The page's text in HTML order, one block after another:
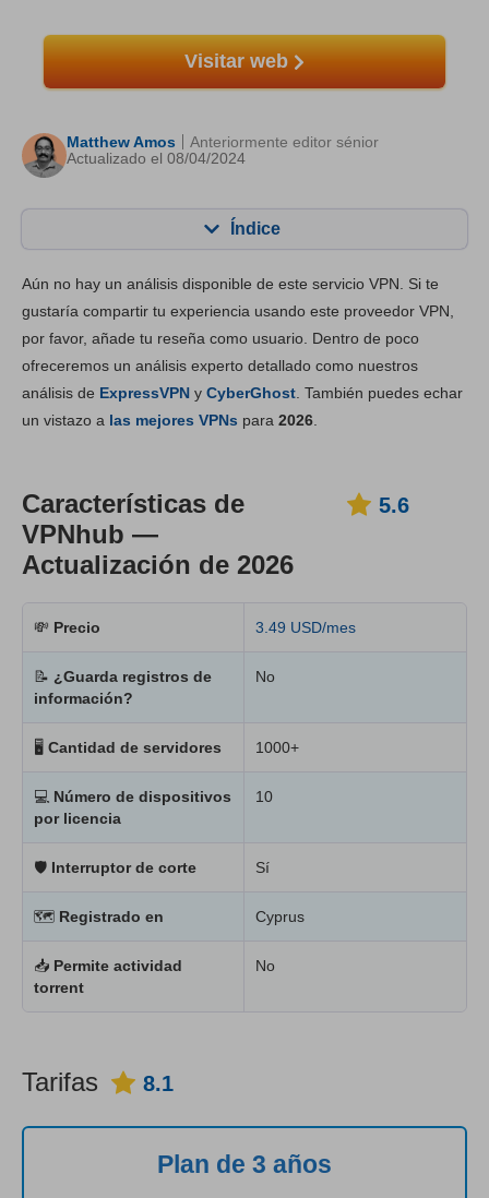
Visitar web
Matthew Amos
Actualizado el 08/04/2024
Anteriormente editor sénior
Índice
Funciones principales 5.6
Instalación y apps 8.2
Fiabilidad y asistencia 8.0
Aún no hay un análisis disponible de este servicio VPN. Si te
gustaría compartir tu experiencia usando este proveedor VPN,
por favor, añade tu reseña como usuario. Dentro de poco
ofreceremos un análisis experto detallado como nuestros
análisis de ExpressVPN y CyberGhost . También puedes echar
un vistazo a las mejores VPNs para 2026
Características de
VPNhub —
Actualización de 2026
5.6
💸 Precio 3.49 USD/mes
📝 ¿Guarda registros de
información?
No
🖥 Cantidad de servidores 1000+
💻 Número de dispositivos
por licencia
10
🛡 Interruptor de corte Sí
🗺 Registrado en Cyprus
📥 Permite actividad
torrent
No
Tarifas 8.1
Plan de 3 años